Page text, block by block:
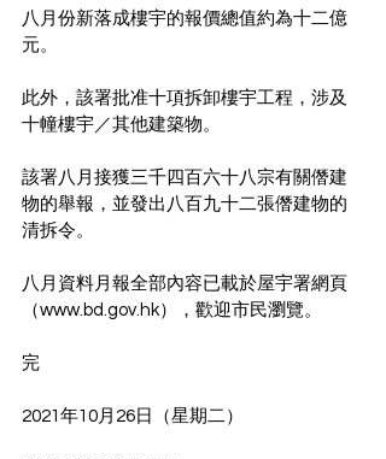
八月份新落成樓宇的報價總值約為十二億
元。
此外，該署批准十項拆卸樓宇工程，涉及
十幢樓宇／其他建築物。
該署八月接獲三千四百六十八宗有關僭建
物的舉報，並發出八百九十二張僭建物的
清拆令。
八月資料月報全部內容已載於屋宇署網頁
（www.bd.gov.hk），歡迎市民瀏覽。
完
2021年10月26日（星期二）